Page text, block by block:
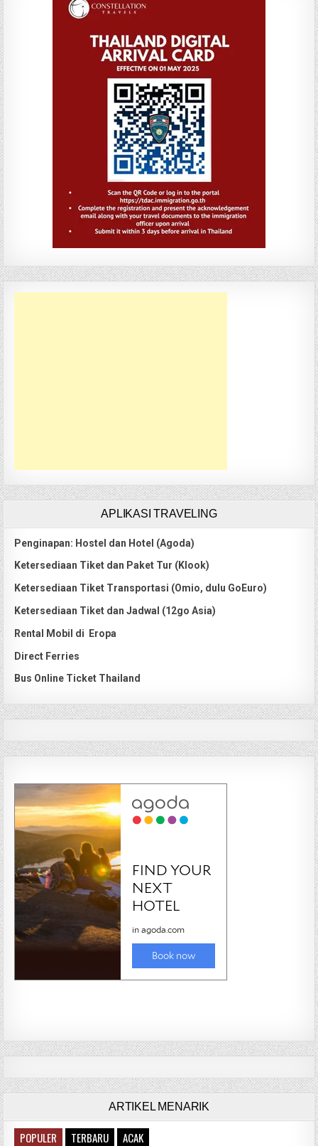
APLIKASI TRAVELING
Penginapan: Hostel dan Hotel (Agoda)
Ketersediaan Tiket dan Paket Tur (Klook)
Ketersediaan Tiket Transportasi (Omio, dulu GoEuro)
Ketersediaan Tiket dan Jadwal (12go Asia)
Rental Mobil di Eropa
Direct Ferries
Bus Online Ticket Thailand
ARTIKEL MENARIK
POPULER TERBARU ACAK